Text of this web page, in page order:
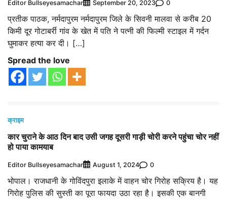
Editor Bullseyesamachar September 20, 2023 0
प्रतीक पाठक, नर्मदापुरम नर्मदापुरम जिले के सिवनी मालवा से करीब 20
किमी दूर गोटाबर्री गांव के खेत में पति ने पत्नी की फिल्मी स्टाइल में गर्दन
घुमाकर हत्या कर दी। […]
Spread the love
क्राइम
कार चुराने के आठ दिन बाद उसी जगह दूसरी गाड़ी चोरी करने पहुंचा चोर नहीं
हो पाया कामयाब
Editor Bullseyesamachar August 1, 2024 0
भोपाल। राजधानी के गोविंदपुरा इलाके में वाहन चोर गिरोह सक्रिय है। यह
गिरोह पुलिस की सुस्ती का पूरा फायदा उठा रहा है। इसकी एक बानगी